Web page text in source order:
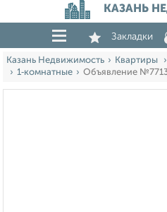
КАЗАНЬ
Закладки
Казань Недвижимость Квартиры
1‑комнатные
Объявление